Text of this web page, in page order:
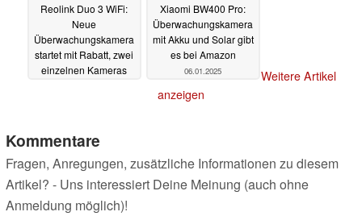
Reolink Duo 3 WiFi:
Neue
Überwachungskamera
startet mit Rabatt, zwei
einzelnen Kameras
Xiaomi BW400 Pro:
Überwachungskamera
mit Akku und Solar gibt
es bei Amazon
06.01.2025
Weitere Artikel
anzeigen
Kommentare
Fragen, Anregungen, zusätzliche Informationen zu diesem
Artikel? - Uns interessiert Deine Meinung (auch ohne
Anmeldung möglich)!